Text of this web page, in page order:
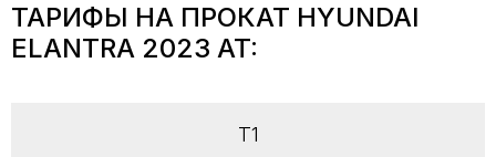
ТАРИФЫ НА ПРОКАТ HYUNDAI
ELANTRA 2023 AT:
T1